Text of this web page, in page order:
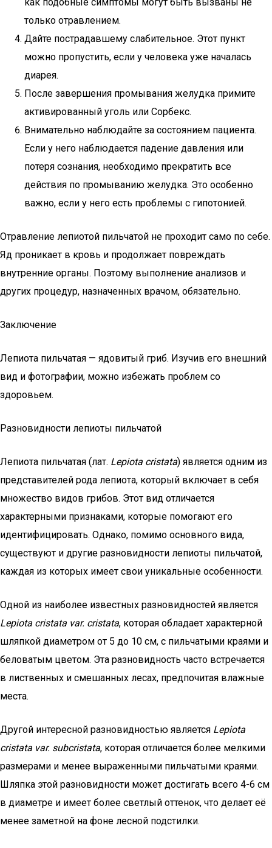
только отравлением.
Дайте пострадавшему слабительное. Этот пункт
можно пропустить, если у человека уже началась
диарея.
После завершения промывания желудка примите
активированный уголь или Сорбекс.
Внимательно наблюдайте за состоянием пациента.
Если у него наблюдается падение давления или
потеря сознания, необходимо прекратить все
действия по промыванию желудка. Это особенно
важно, если у него есть проблемы с гипотонией.
Отравление лепиотой пильчатой не проходит само по себе.
Яд проникает в кровь и продолжает повреждать
внутренние органы. Поэтому выполнение анализов и
других процедур, назначенных врачом, обязательно.
Заключение
Лепиота пильчатая — ядовитый гриб. Изучив его внешний
вид и фотографии, можно избежать проблем со
здоровьем.
Разновидности лепиоты пильчатой
Лепиота пильчатая (лат. Lepiota cristata) является одним из
представителей рода лепиота, который включает в себя
множество видов грибов. Этот вид отличается
характерными признаками, которые помогают его
идентифицировать. Однако, помимо основного вида,
существуют и другие разновидности лепиоты пильчатой,
каждая из которых имеет свои уникальные особенности.
Одной из наиболее известных разновидностей является
Lepiota cristata var. cristata, которая обладает характерной
шляпкой диаметром от 5 до 10 см, с пильчатыми краями и
беловатым цветом. Эта разновидность часто встречается
в лиственных и смешанных лесах, предпочитая влажные
места.
Другой интересной разновидностью является Lepiota
cristata var. subcristata, которая отличается более мелкими
размерами и менее выраженными пильчатыми краями.
Шляпка этой разновидности может достигать всего 4-6 см
в диаметре и имеет более светлый оттенок, что делает её
менее заметной на фоне лесной подстилки.